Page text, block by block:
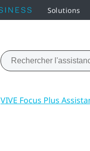
Solutions
VIVE Focus Plus